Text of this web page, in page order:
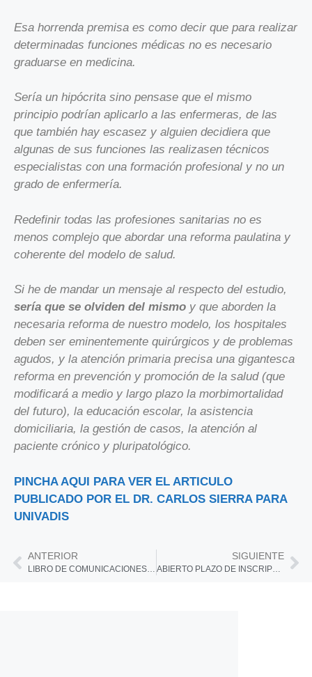
Esa horrenda premisa es como decir que para realizar
determinadas funciones médicas no es necesario
graduarse en medicina.
Sería un hipócrita sino pensase que el mismo
principio podrían aplicarlo a las enfermeras, de las
que también hay escasez y alguien decidiera que
algunas de sus funciones las realizasen técnicos
especialistas con una formación profesional y no un
grado de enfermería.
Redefinir todas las profesiones sanitarias no es
menos complejo que abordar una reforma paulatina y
coherente del modelo de salud.
Si he de mandar un mensaje al respecto del estudio,
sería que se olviden del mismo y que aborden la
necesaria reforma de nuestro modelo, los hospitales
deben ser eminentemente quirúrgicos y de problemas
agudos, y la atención primaria precisa una gigantesca
reforma en prevención y promoción de la salud (que
modificará a medio y largo plazo la morbimortalidad
del futuro), la educación escolar, la asistencia
domiciliaria, la gestión de casos, la atención al
paciente crónico y pluripatológico.
PINCHA AQUI PARA VER EL ARTICULO
PUBLICADO POR EL DR. CARLOS SIERRA PARA
UNIVADIS
ANTERIOR
LIBRO DE COMUNICACIONES PRESENTADAS EN EL VIII CONGRESO DE ENFERMERIA Y SALUD 2024 -GALICIA
SIGUIENTE
ABIERTO PLAZO DE INSCRIPCIÓN CONGRESO AEES BARCELONA 2026